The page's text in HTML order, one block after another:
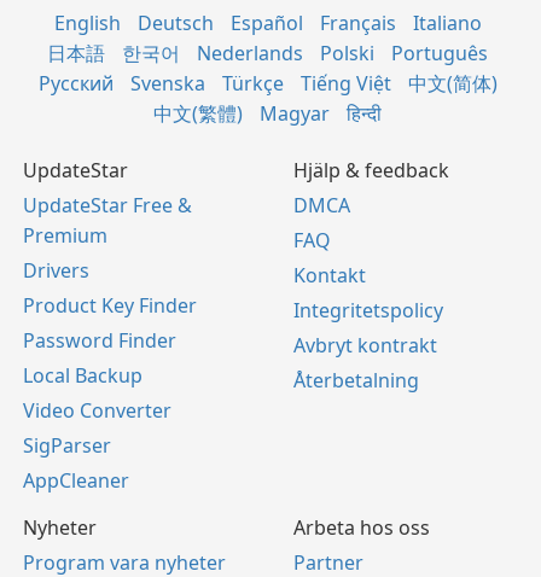
English Deutsch Español Français
Italiano
日本語
한국어 Nederlands Polski
Português
Русский
Svenska Türkçe Tiếng Việt
中文(简体)
中文(繁體)
Magyar हिन्दी
UpdateStar
UpdateStar Free &
Premium
Drivers
Product Key Finder
Password Finder
Local Backup
Video Converter
SigParser
AppCleaner
Hjälp & feedback
DMCA
FAQ
Kontakt
Integritetspolicy
Avbryt kontrakt
Återbetalning
Nyheter
Program vara nyheter
Arbeta hos oss
Partner